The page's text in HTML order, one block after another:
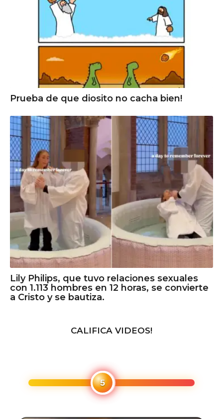
Prueba de que diosito no cacha bien!
Lily Philips, que tuvo relaciones sexuales
con 1.113 hombres en 12 horas, se convierte
a Cristo y se bautiza.
CALIFICA VIDEOS!